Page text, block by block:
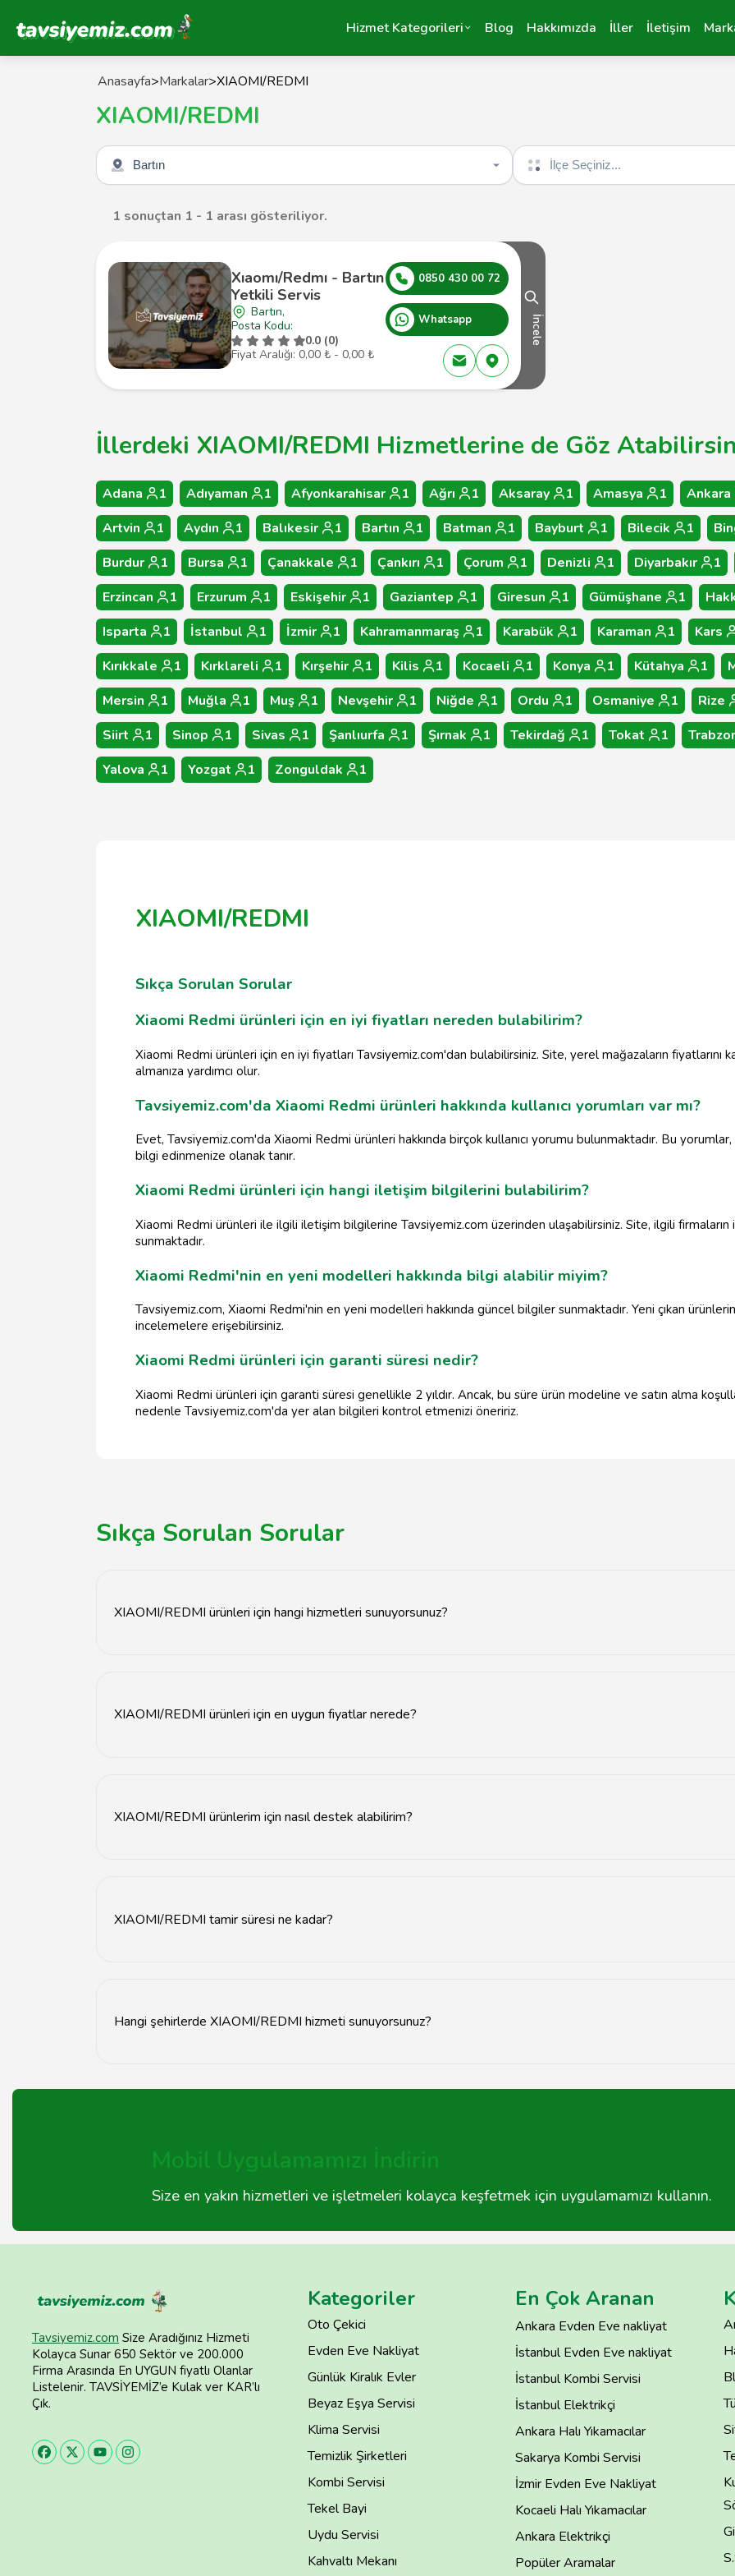
Tavsiyemiz Anasayfa Hizmet Kategorileri Blog Hakkımızda İller İletişim
Anasayfa>Markalar>XIAOMI/REDMI
XIAOMI/REDMI
Şehir seçin İlçe seçin
1 sonuçtan 1 - 1 arası gösteriliyor.
Xıaomı/Redmı - Bartın
Yetkili Servis
Bartın,
Posta Kodu:
0.0 (0)
Fiyat Aralığı: 0,00 ₺ - 0,00 ₺
0850 430 00 72
Whatsapp İncele
İllerdeki XIAOMI/REDMI Hizmetlerine de Göz
Adana 1 Adıyaman 1 Afyonkarahisar 1 Ağrı 1 Aksaray 1 Amasya 1 Ankara
Artvin
1 Aydın 1 Balıkesir 1 Bartın 1 Batman 1 Bayburt 1 Bilecik 1
Burdur
1 Bursa 1 Çanakkale 1 Çankırı 1 Çorum 1 Denizli 1 Diyarbakır 1
Erzincan
1 Erzurum 1 Eskişehir 1 Gaziantep 1 Giresun 1 Gümüşhane 1
Isparta
1 İstanbul 1 İzmir 1 Kahramanmaraş 1 Karabük 1 Karaman 1 Kars
Kırıkkale
1 Kırklareli 1 Kırşehir 1 Kilis 1 Kocaeli 1 Konya 1 Kütahya 1
Mersin
1 Muğla 1 Muş 1 Nevşehir 1 Niğde 1 Ordu 1 Osmaniye 1 Rize
Siirt
1 Sinop 1 Sivas 1 Şanlıurfa 1 Şırnak 1 Tekirdağ 1 Tokat 1
Yalova
1 Yozgat 1 Zonguldak 1
XIAOMI/REDMI
Sıkça Sorulan Sorular
Xiaomi Redmi ürünleri için en iyi fiyatları nereden bulabilirim?
Xiaomi Redmi ürünleri için en iyi fiyatları Tavsiyemiz.com'dan bulabilirsiniz. Site, yerel mağazaların fiyatlarını
almanıza yardımcı olur.
Tavsiyemiz.com'da Xiaomi Redmi ürünleri hakkında kullanıcı yorumları var mı?
Evet, Tavsiyemiz.com'da Xiaomi Redmi ürünleri hakkında birçok kullanıcı yorumu bulunmaktadır. Bu
bilgi edinmenize olanak tanır.
Xiaomi Redmi ürünleri için hangi iletişim bilgilerini bulabilirim?
Xiaomi Redmi ürünleri ile ilgili iletişim bilgilerine Tavsiyemiz.com üzerinden ulaşabilirsiniz. Site, ilgili
sunmaktadır.
Xiaomi Redmi'nin en yeni modelleri hakkında bilgi alabilir miyim?
Tavsiyemiz.com, Xiaomi Redmi'nin en yeni modelleri hakkında güncel bilgiler sunmaktadır. Yeni çıkan
incelemelere erişebilirsiniz.
Xiaomi Redmi ürünleri için garanti süresi nedir?
Xiaomi Redmi ürünleri için garanti süresi genellikle 2 yıldır. Ancak, bu süre ürün modeline ve satın alma
nedenle Tavsiyemiz.com'da yer alan bilgileri kontrol etmenizi öneririz.
Sıkça Sorulan Sorular
XIAOMI/REDMI ürünleri için hangi hizmetleri sunuyorsunuz?
XIAOMI/REDMI ürünleri için en uygun fiyatlar nerede?
XIAOMI/REDMI ürünlerim için nasıl destek alabilirim?
XIAOMI/REDMI tamir süresi ne kadar?
Hangi şehirlerde XIAOMI/REDMI hizmeti sunuyorsunuz?
Mobil Uygulamamızı İndirin
Size en yakın hizmetleri ve işletmeleri kolayca keşfetmek için uygulamamızı kullanın.
Tavsiyemiz.com Size Aradığınız Hizmeti
Kolayca Sunar 650 Sektör ve 200.000
Firma Arasında En UYGUN fiyatlı Olanlar
Listelenir. TAVSİYEMİZ’e Kulak ver KAR’lı
Çık.
Kategoriler
Oto Çekici
Evden Eve Nakliyat
Günlük Kiralık Evler
Beyaz Eşya Servisi
Klima Servisi
Temizlik Şirketleri
Kombi Servisi
Tekel Bayi
Uydu Servisi
Kahvaltı Mekanı
En Çok Aranan
Ankara Evden Eve nakliyat
İstanbul Evden Eve nakliyat
İstanbul Kombi Servisi
İstanbul Elektrikçi
Ankara Halı Yıkamacılar
Sakarya Kombi Servisi
İzmir Evden Eve Nakliyat
Kocaeli Halı Yıkamacılar
Ankara Elektrikçi
Popüler Aramalar